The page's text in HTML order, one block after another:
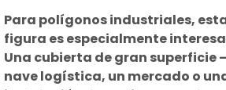
Para polígonos industriales,
figura es especialmente
Una cubierta de gran superficie
nave logística, un mercado o